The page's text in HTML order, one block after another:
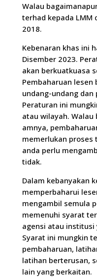
Walau
terhad kepada LMM
2018.
Kebenaran khas ini
Disember 2023.
akan berkuatkuasa
Pembaharuan lesen
undang-undang
Peraturan ini
atau wilayah. Walau
amnya,
memerlukan proses
anda perlu
tidak.
Dalam kebanyakan
memperbaharui
mengambil semula
memenuhi syarat
agensi atau institusi
Syarat ini mungkin
pembaharuan,
latihan berterusan,
lain yang berkaitan.